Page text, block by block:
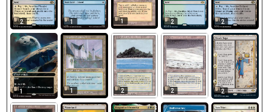
2 1 1 2 2
1 1 2 2 2